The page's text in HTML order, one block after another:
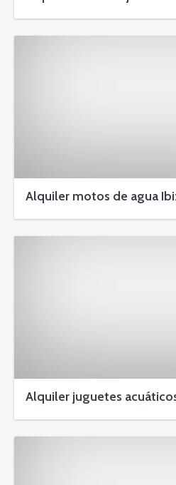
Alquiler motos de agua
Alquiler juguetes